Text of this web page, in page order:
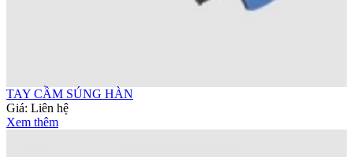
TAY CẦM SÚNG HÀN
Giá: Liên hệ
Xem thêm